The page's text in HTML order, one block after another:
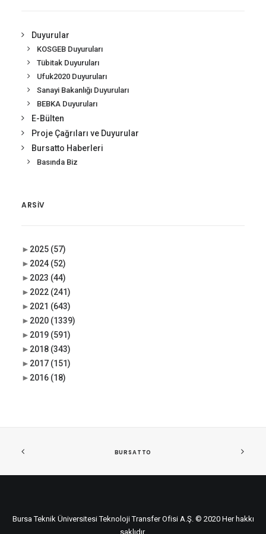
Duyurular
KOSGEB Duyuruları
Tübitak Duyuruları
Ufuk2020 Duyuruları
Sanayi Bakanlığı Duyuruları
BEBKA Duyuruları
E-Bülten
Proje Çağrıları ve Duyurular
Bursatto Haberleri
Basında Biz
ARSIV
► 2025 (57)
► 2024 (52)
► 2023 (44)
► 2022 (241)
► 2021 (643)
► 2020 (1339)
► 2019 (591)
► 2018 (343)
► 2017 (151)
► 2016 (18)
BURSATTO
Bursa Teknik Üniversitesi Teknoloji Transfer Ofisi A.Ş. © 2020 Her hakkı
saklıdır.